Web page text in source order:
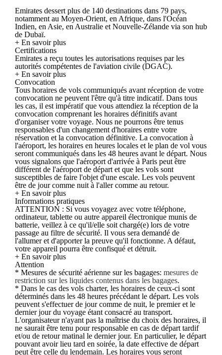
Emirates dessert plus de 140 destinations dans 79 pays,
notamment au Moyen-Orient, en Afrique, dans l'Océan
Indien, en Asie, en Australie et Nouvelle-Zélande via son hub
de Dubaï.
+ En savoir plus
Certifications
Emirates a reçu toutes les autorisations requises par les
autorités compétentes de l'aviation civile (DGAC).
+ En savoir plus
Convocation
Tous horaires de vols communiqués avant réception de votre
convocation ne peuvent l'être qu'à titre indicatif. Dans tous
les cas, il est impératif que vous attendiez la réception de la
convocation comprenant les horaires définitifs avant
d'organiser votre voyage. Nous ne pourrons être tenus
responsables d'un changement d'horaires entre votre
réservation et la convocation définitive. La convocation à
l'aéroport, les horaires en heures locales et le plan de vol vous
seront communiqués dans les 48 heures avant le départ. Nous
vous signalons que l'aéroport d'arrivée à Paris peut être
différent de l'aéroport de départ et que les vols sont
susceptibles de faire l'objet d'une escale. Les vols peuvent
être de jour comme nuit à l'aller comme au retour.
+ En savoir plus
Informations pratiques
ATTENTION : Si vous voyagez avec votre téléphone,
ordinateur, tablette ou autre appareil électronique munis de
batterie, veillez à ce qu'il/elle soit chargé(e) lors de votre
passage au filtre de sécurité. Il vous sera demandé de
l'allumer et d'apporter la preuve qu'il fonctionne. A défaut,
votre appareil pourra être confisqué et détruit.
+ En savoir plus
Attention
* Mesures de sécurité aérienne sur les bagages: mesures de
restriction sur les liquides contenus dans les bagages.
* Dans le cas des vols charter, les horaires de ceux-ci sont
déterminés dans les 48 heures précédant le départ. Les vols
peuvent s'effectuer de jour comme de nuit, le premier et le
dernier jour du voyage étant consacré au transport.
L'organisateur n'ayant pas la maîtrise du choix des horaires, il
ne saurait être tenu pour responsable en cas de départ tardif
et/ou de retour matinal le dernier jour. En particulier, le départ
pouvant avoir lieu tard en soirée, la date effective de départ
peut être celle du lendemain. Les horaires vous seront